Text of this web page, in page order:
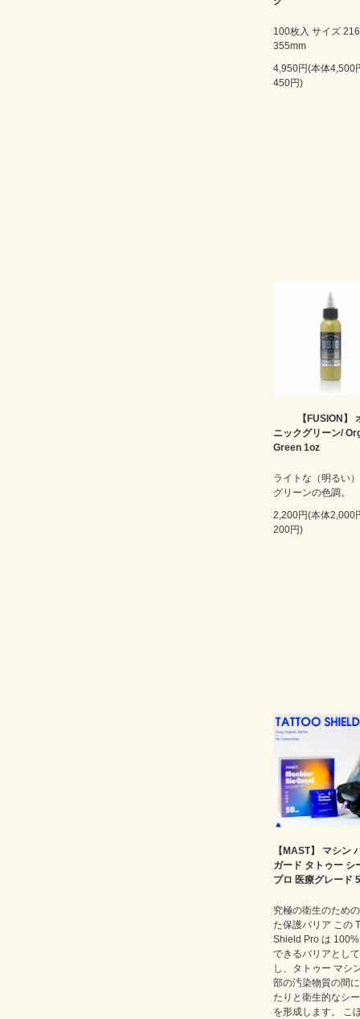
100枚入 サイズ
355mm
4,950円(本体4,500
450円)
【FUSION】
ニックグリーン/
Green 1oz
ライトな（明るい
グリーンの色調。
2,200円(本体2,000
200円)
【MAST】 マシン
ガード タトゥー シ
プロ 医療グレード
究極の衛生のため
た保護バリア この
Shield Pro は
できるバリアとし
し、タトゥー マシ
部の汚染物質の間
たりと衛生的なシ
を形成します。 こ